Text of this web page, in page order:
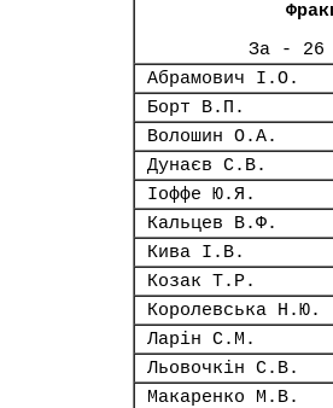
За - 26
Абрамович І.О.
Борт В.П.
Волошин О.А.
Дунаєв С.В.
Іоффе Ю.Я.
Кальцев В.Ф.
Кива І.В.
Козак Т.Р.
Королевська Н.Ю.
Ларін С.М.
Льовочкін С.В.
Макаренко М.В.